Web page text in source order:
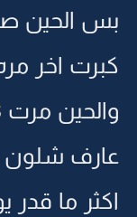
بس الحين
عارف
اكثر ما